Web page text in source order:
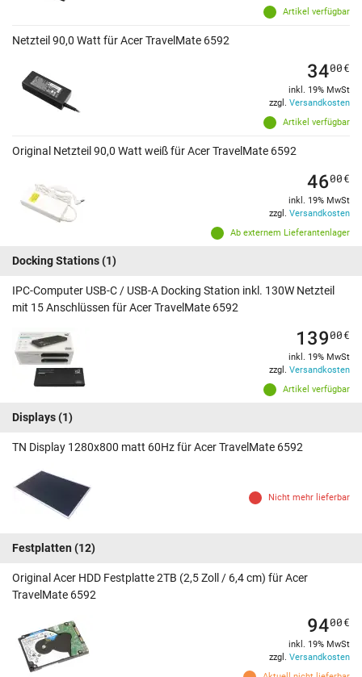
Artikel verfügbar
Netzteil 90,0 Watt für Acer TravelMate 6592
Artikel verfügbar
3400€
inkl. 19% MwSt
zzgl. Versandkosten
Original Netzteil 90,0 Watt weiß für Acer TravelMate 6592
Ab externem Lieferantenlager
4600€
inkl. 19% MwSt
zzgl. Versandkosten
Docking Stations(1)
IPC-Computer USB-C / USB-A Docking Station inkl. 130W Netzteil
mit 15 Anschlüssen für Acer TravelMate 6592
Artikel verfügbar
13900€
inkl. 19% MwSt
zzgl. Versandkosten
Displays(1)
TN Display 1280x800 matt 60Hz für Acer TravelMate 6592
Nicht mehr lieferbar
Festplatten (12)
Original Acer HDD Festplatte 2TB (2,5 Zoll / 6,4 cm) für Acer
TravelMate 6592
9400€
inkl. 19% MwSt
zzgl. Versandkosten